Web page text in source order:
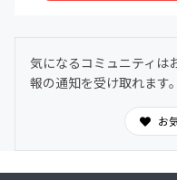
気になるコミュニティは
報の通知を受け取れます。
お